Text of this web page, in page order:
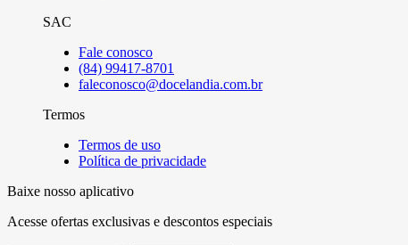
SAC
Fale conosco
(84) 99417-8701
faleconosco@docelandia.com.br
Termos
Termos de uso
Política de privacidade
Baixe nosso aplicativo
Acesse ofertas exclusivas e descontos especiais